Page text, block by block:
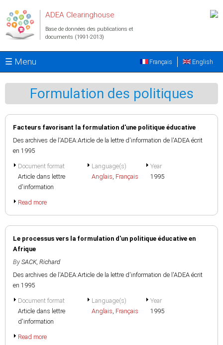
ADEA Clearinghouse
Base de données des publications et
documents (1991-2013)
☰ Menu English
Français
Formulation des politiques
Facteurs favorisant la formulation d'une politique éducative
Des archives de l'ADEA:Article de la lettre d'information de l'ADEA écrit
en 1995
Document format
Article dans lettre
d'information
Language(s)
Anglais, Français
Year
1995
Read more
Le processus vers la formulation d'un politique éducative en
Afrique
By SACK, Richard
Des archives de l'ADEA:Article de la lettre d'information de l'ADEA écrit
en 1995
Document format
Article dans lettre
d'information
Language(s)
Anglais, Français
Year
1995
Read more